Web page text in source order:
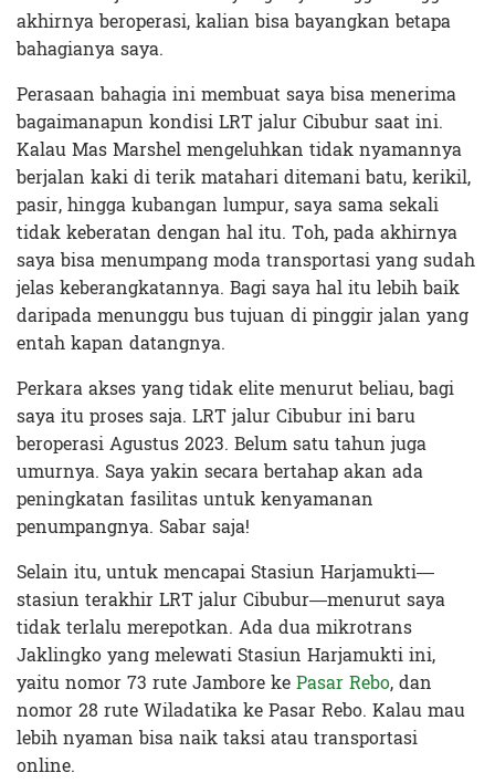
akhirnya beroperasi, kalian bisa bayangkan betapa
bahagianya saya.
Perasaan bahagia ini membuat saya bisa menerima
bagaimanapun kondisi LRT jalur Cibubur saat ini.
Kalau Mas Marshel mengeluhkan tidak nyamannya
berjalan kaki di terik matahari ditemani batu, kerikil,
pasir, hingga kubangan lumpur, saya sama sekali
tidak keberatan dengan hal itu. Toh, pada akhirnya
saya bisa menumpang moda transportasi yang sudah
jelas keberangkatannya. Bagi saya hal itu lebih baik
daripada menunggu bus tujuan di pinggir jalan yang
entah kapan datangnya.
Perkara akses yang tidak elite menurut beliau, bagi
saya itu proses saja. LRT jalur Cibubur ini baru
beroperasi Agustus 2023. Belum satu tahun juga
umurnya. Saya yakin secara bertahap akan ada
peningkatan fasilitas untuk kenyamanan
penumpangnya. Sabar saja!
Selain itu, untuk mencapai Stasiun Harjamukti—
stasiun terakhir LRT jalur Cibubur—menurut saya
tidak terlalu merepotkan. Ada dua mikrotrans
Jaklingko yang melewati Stasiun Harjamukti ini,
yaitu nomor 73 rute Jambore kePasar Rebo, dan
nomor 28 rute Wiladatika ke Pasar Rebo. Kalau mau
lebih nyaman bisa naik taksi atau transportasi
online.